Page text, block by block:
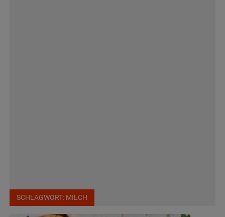
SCHLAGWORT: MILCH